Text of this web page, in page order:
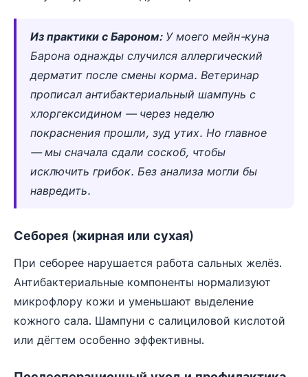
Из практики с Бароном:У моего мейн-куна
Барона однажды случился аллергический
дерматит после смены корма. Ветеринар
прописал антибактериальный шампунь с
хлоргексидином — через неделю
покраснения прошли, зуд утих. Но главное
— мы сначала сдали соскоб, чтобы
исключить грибок. Без анализа могли бы
навредить.
Себорея (жирная или сухая)
При себорее нарушается работа сальных желёз.
Антибактериальные компоненты нормализуют
микрофлору кожи и уменьшают выделение
кожного сала. Шампуни с салициловой кислотой
или дёгтем особенно эффективны.